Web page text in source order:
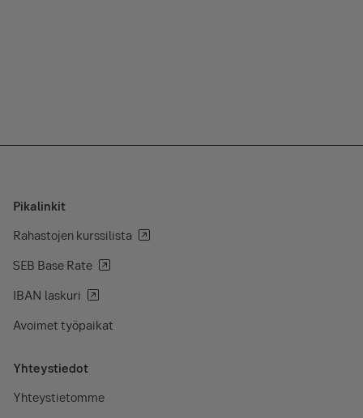
Pikalinkit
Rahastojen kurssilista
SEB Base Rate
IBAN laskuri
Avoimet työpaikat
Yhteystiedot
Yhteystietomme